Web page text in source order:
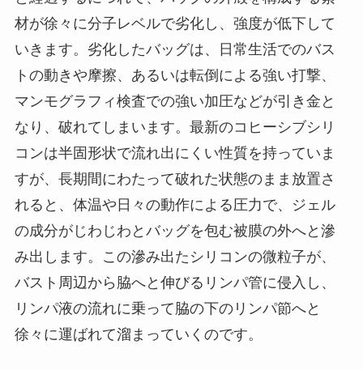
材が徐々に分子レベルで劣化し、強度が低下して
いきます。劣化したバッグは、日常生活でのバス
トの動きや摩擦、あるいは転倒による強い打撃、
マンモグラフィ検査での強い加圧などが引き金と
なり、破れてしまいます。最新のコヒーシブシリ
コンは半固形状で流れ出にくい性質を持っていま
すが、長期間にわたって破れた状態のまま放置さ
れると、体温や日々の動作による圧力で、ジェル
の成分がじわじわとバッグを包む被膜の外へと滲
み出します。この滲み出たシリコンの微粒子が、
バスト周辺から脇へと伸びるリンパ管に侵入し、
リンパ液の流れに乗って脇の下のリンパ節へと
徐々に運ばれて溜まっていくのです。